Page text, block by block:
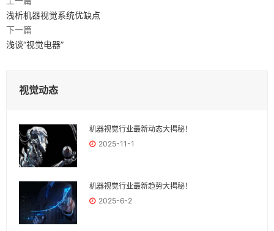
浅析机器视觉系统优缺点
下一篇
浅谈“视觉电器”
视觉动态
机器视觉行业最新动态大揭秘！
2025-11-1
机器视觉行业最新趋势大揭秘！
2025-6-2